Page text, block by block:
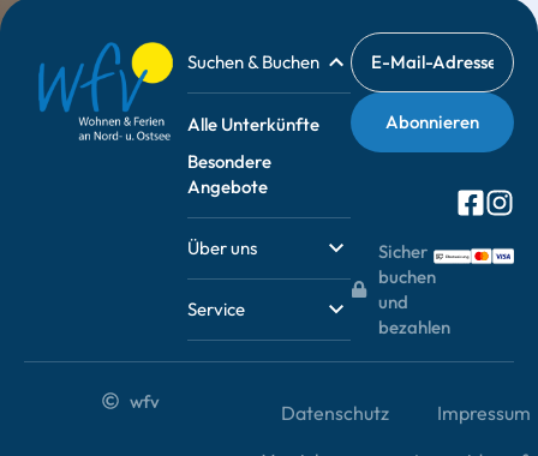
Suchen & Buchen
Alle Unterkünfte
Besondere
Angebote
Über uns
Service
Sicher
buchen
und
bezahlen
wfv Datenschutz
Impressum